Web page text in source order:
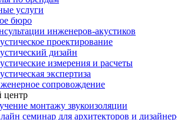
услуги
бюро
инженеров-акустиков
проектирование
дизайн
измерения и расчеты
экспертиза
сопровождение
центр
монтажу звукоизоляции
семинар для архитекторов и